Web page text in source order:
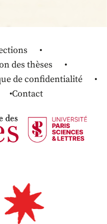
des thèses
de confidentialité
Contact